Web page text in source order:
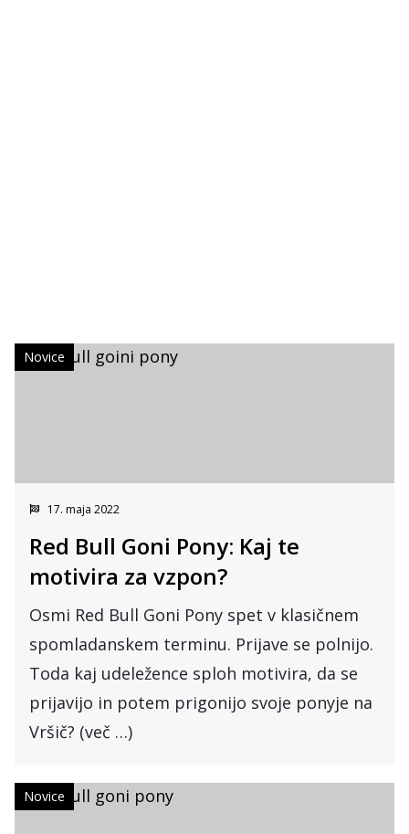
17. maja 2022
Red Bull Goni Pony: Kaj te
motivira za vzpon?
Osmi Red Bull Goni Pony spet v klasičnem
spomladanskem terminu. Prijave se polnijo.
Toda kaj udeležence sploh motivira, da se
prijavijo in potem prigonijo svoje ponyje na
Vršič? (več …)
Novice
Novice